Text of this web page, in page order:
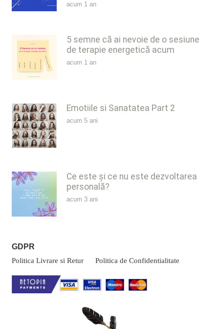
acum 1 an
5 semne că ai nevoie de o sesiune
de terapie energetică acum
acum 1 an
Emotiile si Sanatatea Part 2
acum 5 ani
Ce este și ce nu este dezvoltarea
personală?
acum 3 ani
GDPR
Politica Livrare si Retur Politica de Confidentialitate